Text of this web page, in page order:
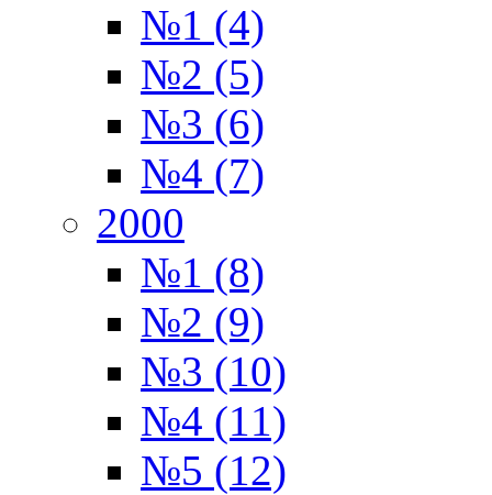
№1 (4)
№2 (5)
№3 (6)
№4 (7)
2000
№1 (8)
№2 (9)
№3 (10)
№4 (11)
№5 (12)